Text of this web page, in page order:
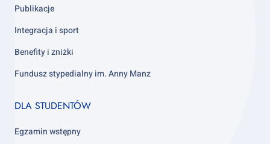
Publikacje
Integracja i sport
Benefity i zniżki
Fundusz stypedialny im. Anny Manz
Footer
4
DLA STUDENTÓW
Egzamin wstępny